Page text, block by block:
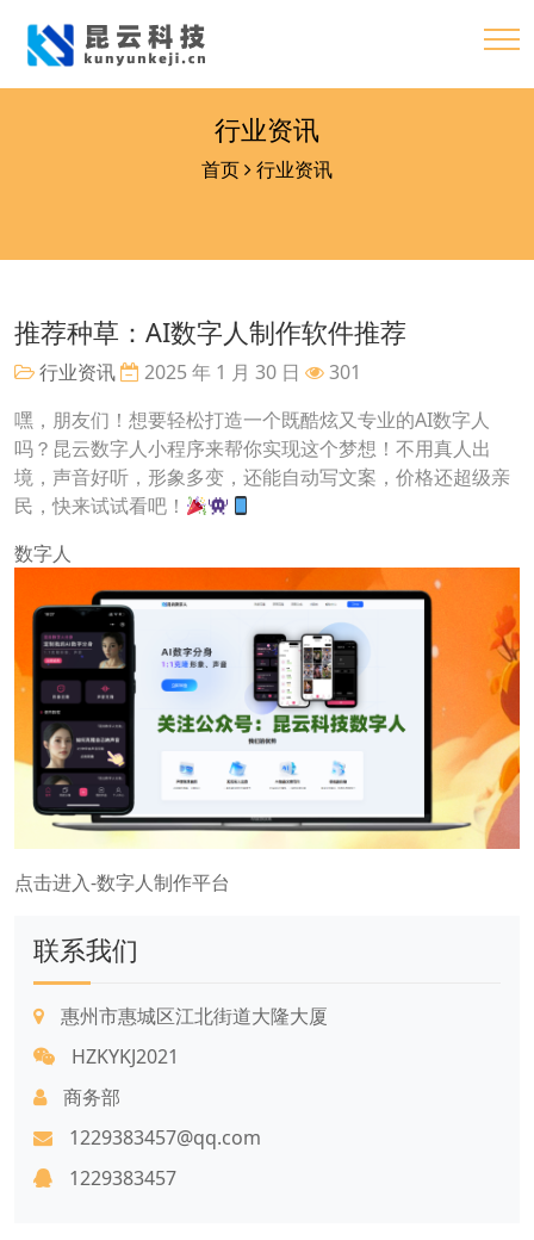
行业资讯
首页 行业资讯
推荐种草：AI数字人制作软件推荐
行业资讯 2025 年 1 月 30 日
301
嘿，朋友们！想要轻松打造一个既酷炫又专业的AI数字人
吗？昆云数字人小程序来帮你实现这个梦想！不用真人出
境，声音好听，形象多变，还能自动写文案，价格还超级亲
民，快来试试看吧！
数字人
点击进入-数字人制作平台
联系我们
惠州市惠城区江北街道大隆大厦
HZKYKJ2021
商务部
1229383457@qq.com
1229383457